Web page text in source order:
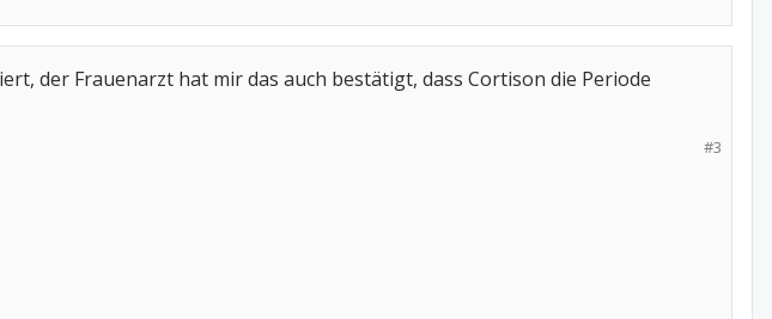
der Frauenarzt hat mir das auch bestätigt, dass Cortison die Periode
#3